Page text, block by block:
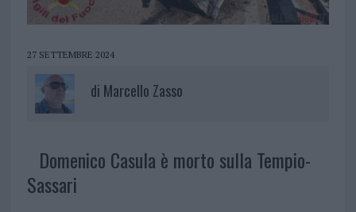
27 SETTEMBRE 2024
di Marcello Zasso
Domenico Casula è morto sulla Tempio-
Sassari